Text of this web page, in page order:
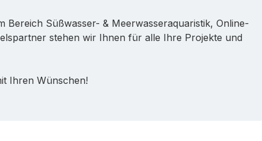
Süßwasser- & Meerwasseraquaristik, Online-
stehen wir Ihnen für alle Ihre Projekte und
Ihren Wünschen!